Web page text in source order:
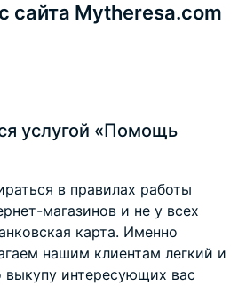
сайта Mytheresa.com
услугой «Помощь
в правилах работы
магазинов и не у всех
карта. Именно
нашим клиентам легкий и
выкупу интересующих вас